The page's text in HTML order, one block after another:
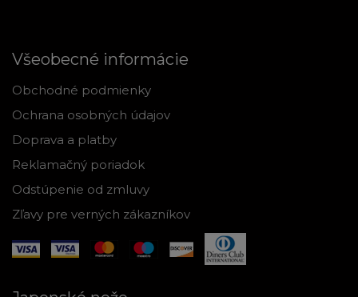
Všeobecné informácie
Obchodné podmienky
Ochrana osobných údajov
Doprava a platby
Reklamačný poriadok
Odstúpenie od zmluvy
Zľavy pre verných zákazníkov